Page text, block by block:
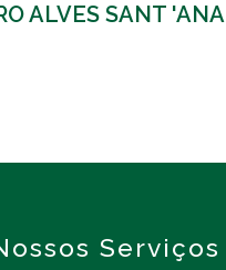
ALVES SANT 'ANA
Serviços